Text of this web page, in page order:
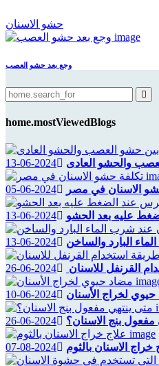
حشو الاسنان
وجع بعد حشو العصب
home.mostViewedBlogs
والحشو العادى 2024-06-13
الاسنان في مصر 2024-06-05
عليه بعد الحشو 2024-06-13
البارد والساخن 2024-06-13
القرنفل للاسنان 2024-06-26
لخراج الأسنان 2024-06-10
مفعول بنج الاسنان؟ 2024-06-26
خراج الاسنان بالثوم 2024-08-07